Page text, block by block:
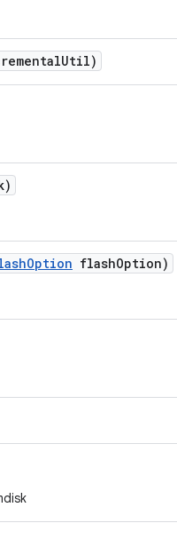
Util)
Option flashOption)